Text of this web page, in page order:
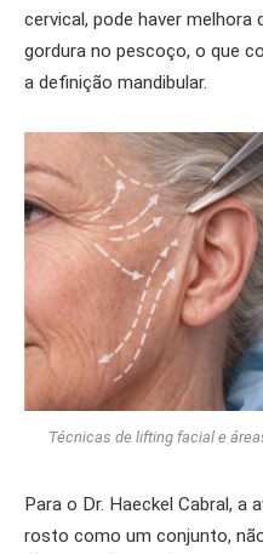
cervical, pode haver
gordura no pescoço, o que
a definição mandibular.
Técnicas de lifting facial e
Para o Dr. Haeckel Cabral, a
rosto como um conjunto,